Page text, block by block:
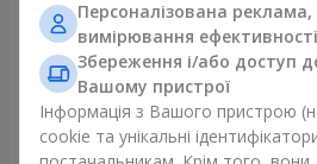
Букет "Nude Perfume"
3 128 грн 4
Персоналізована
вимірювання ефективності
Збереження і/або доступ
Вашому пристрої
Інформація з Вашого пристрою
cookie та унікальні